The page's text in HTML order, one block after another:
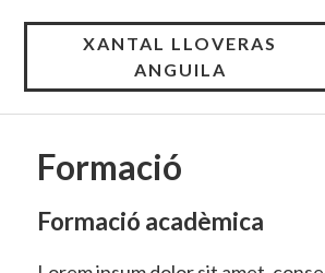
XANTAL LLOVERAS
ANGUILA
Formació
Formació acadèmica